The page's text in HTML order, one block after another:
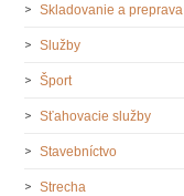
Skladovanie a preprava
Služby
Šport
Sťahovacie služby
Stavebníctvo
Strecha